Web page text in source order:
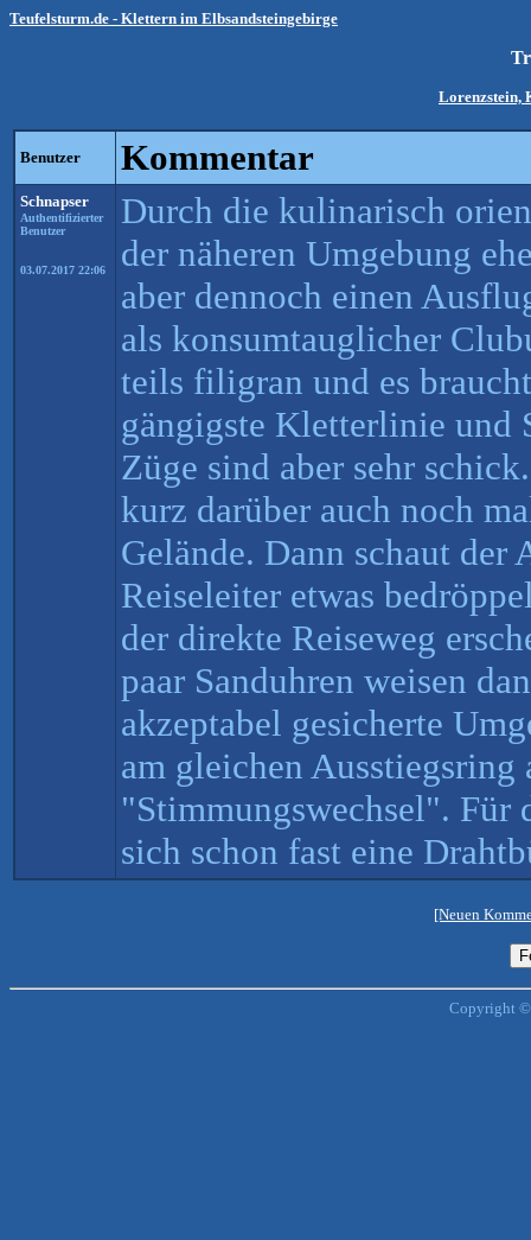
Teufelsturm.de - Klettern im Elbsandsteingebirge
Lorenzstein,
Benutzer Kommentar
Schnapser
Authentifizierter
Benutzer
03.07.2017 22:06
Durch die kulinarisch
der näheren Umgebung
aber dennoch einen
als konsumtauglicher
teils filigran und es
gängigste Kletterlinie und
Züge sind aber sehr
kurz darüber auch noch
Gelände. Dann schaut der
Reiseleiter etwas
der direkte Reiseweg
paar Sanduhren weisen
akzeptabel gesicherte
am gleichen
"Stimmungswechsel". Für
sich schon fast eine
[Neuen
Copyright ©